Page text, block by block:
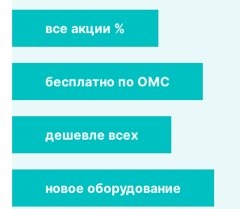
все акции %
бесплатно по ОМС
дешевле всех
новое оборудование